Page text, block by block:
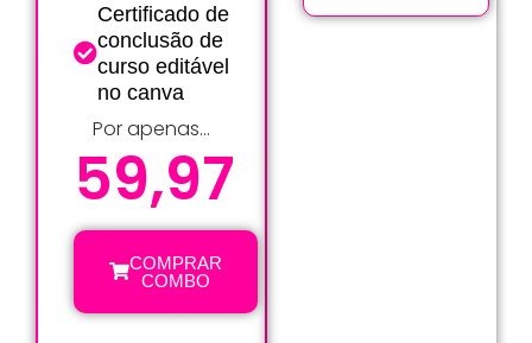
Certificado de
conclusão de
curso editável
no canva
Por apenas...
59,97
COMPRAR
COMBO